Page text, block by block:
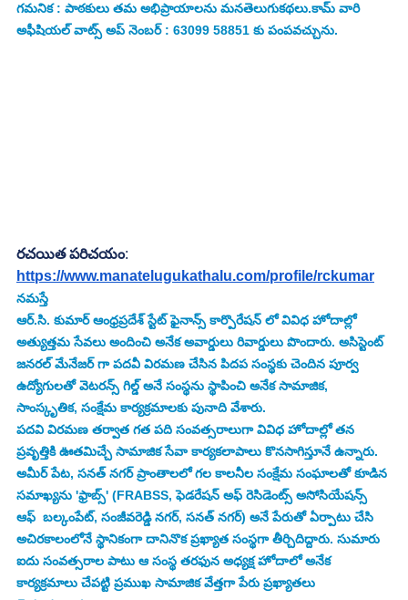
గమనిక : పాఠకులు తమ అభిప్రాయాలను మనతెలుగుకథలు.కామ్ వారి
అఫీషియల్ వాట్స్ అప్ నెంబర్ : 63099 58851 కు పంపవచ్చును.
రచయిత పరిచయం:
https://www.manatelugukathalu.com/profile/rckumar
నమస్తే
ఆర్.సి. కుమార్ ఆంధ్రప్రదేశ్ స్టేట్ ఫైనాన్స్ కార్పొరేషన్ లో వివిధ హోదాల్లో
అత్యుత్తమ సేవలు అందించి అనేక అవార్డులు రివార్డులు పొందారు. అసిస్టెంట్
జనరల్ మేనేజర్ గా పదవీ విరమణ చేసిన పిదప సంస్థకు చెందిన పూర్వ
ఉద్యోగులతో వెటరన్స్ గిల్డ్ అనే సంస్థను స్థాపించి అనేక సామాజిక,
సాంస్కృతిక, సంక్షేమ కార్యక్రమాలకు పునాది వేశారు.
పదవి విరమణ తర్వాత గత పది సంవత్సరాలుగా వివిధ హోదాల్లో తన
ప్రవృత్తికి ఊతమిచ్చే సామాజిక సేవా కార్యకలాపాలు కొనసాగిస్తూనే ఉన్నారు.
అమీర్ పేట, సనత్ నగర్ ప్రాంతాలలో గల కాలనీల సంక్షేమ సంఘాలతో కూడిన
సమాఖ్యను 'ఫ్రాబ్స్' (FRABSS, ఫెడరేషన్ అఫ్ రెసిడెంట్స్ అసోసియేషన్స్
ఆఫ్  బల్కంపేట్, సంజీవరెడ్డి నగర్, సనత్ నగర్) అనే పేరుతో ఏర్పాటు చేసి
అచిరకాలంలోనే స్థానికంగా దానినొక ప్రఖ్యాత సంస్థగా తీర్చిదిద్దారు. సుమారు
ఐదు సంవత్సరాల పాటు ఆ సంస్థ తరఫున అధ్యక్ష హోదాలో అనేక
కార్యక్రమాలు చేపట్టి ప్రముఖ సామాజిక వేత్తగా పేరు ప్రఖ్యాతలు